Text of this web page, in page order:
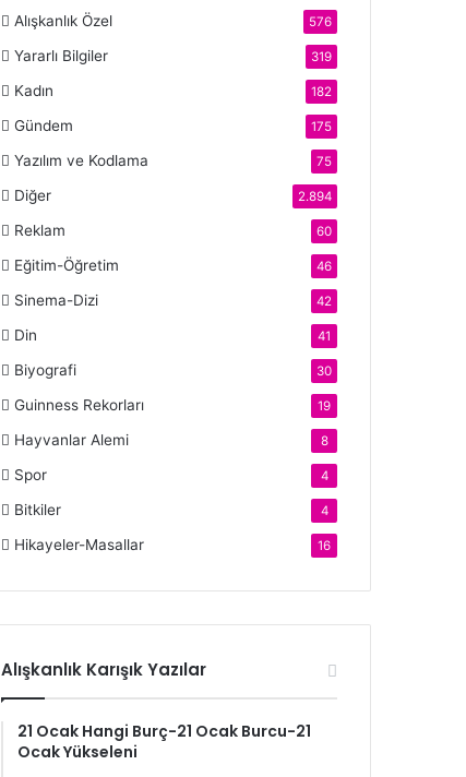
Alışkanlık Özel 576
Yararlı Bilgiler 319
Kadın 182
Gündem 175
Yazılım ve Kodlama 75
Diğer 2.894
Reklam 60
Eğitim-Öğretim 46
Sinema-Dizi 42
Din 41
Biyografi 30
Guinness Rekorları 19
Hayvanlar Alemi 8
Spor 4
Bitkiler 4
Hikayeler-Masallar 16
Alışkanlık Karışık Yazılar
21 Ocak Hangi Burç-21 Ocak Burcu-21
Ocak Yükseleni